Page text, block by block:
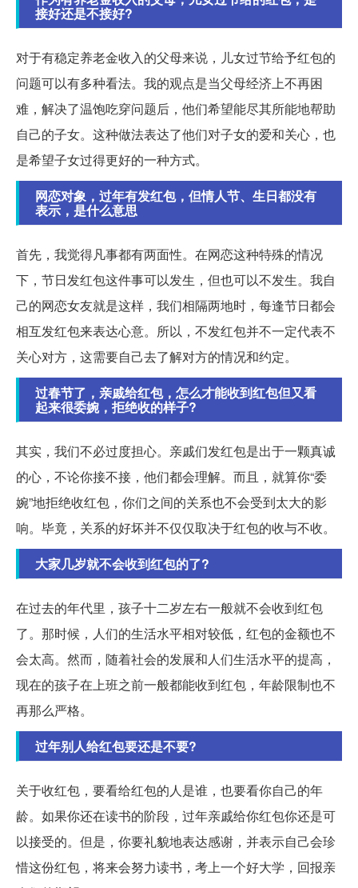
接好还是不接好?
对于有稳定养老金收入的父母来说，儿女过节给予红包的
问题可以有多种看法。我的观点是当父母经济上不再困
难，解决了温饱吃穿问题后，他们希望能尽其所能地帮助
自己的子女。这种做法表达了他们对子女的爱和关心，也
是希望子女过得更好的一种方式。
网恋对象，过年有发红包，但情人节、生日都没有
表示，是什么意思
首先，我觉得凡事都有两面性。在网恋这种特殊的情况
下，节日发红包这件事可以发生，但也可以不发生。我自
己的网恋女友就是这样，我们相隔两地时，每逢节日都会
相互发红包来表达心意。所以，不发红包并不一定代表不
关心对方，这需要自己去了解对方的情况和约定。
过春节了，亲戚给红包，怎么才能收到红包但又看
起来很委婉，拒绝收的样子?
其实，我们不必过度担心。亲戚们发红包是出于一颗真诚
的心，不论你接不接，他们都会理解。而且，就算你“委
婉”地拒绝收红包，你们之间的关系也不会受到太大的影
响。毕竟，关系的好坏并不仅仅取决于红包的收与不收。
大家几岁就不会收到红包的了?
在过去的年代里，孩子十二岁左右一般就不会收到红包
了。那时候，人们的生活水平相对较低，红包的金额也不
会太高。然而，随着社会的发展和人们生活水平的提高，
现在的孩子在上班之前一般都能收到红包，年龄限制也不
再那么严格。
过年别人给红包要还是不要?
关于收红包，要看给红包的人是谁，也要看你自己的年
龄。如果你还在读书的阶段，过年亲戚给你红包你还是可
以接受的。但是，你要礼貌地表达感谢，并表示自己会珍
惜这份红包，将来会努力读书，考上一个好大学，回报亲